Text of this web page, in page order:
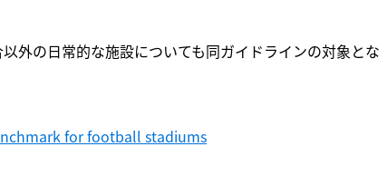
外の日常的な施設についても同ガイドラインの対象とな
for football stadiums